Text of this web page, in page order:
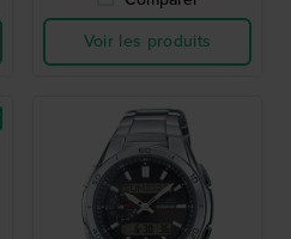
Voir les produits